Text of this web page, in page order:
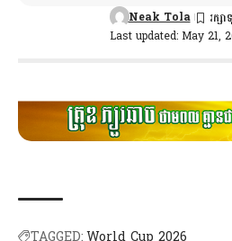
Last updated: May 21,
Neak Tola